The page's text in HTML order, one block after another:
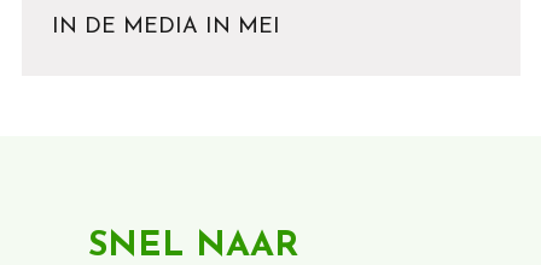
IN DE MEDIA IN MEI
SNEL NAAR